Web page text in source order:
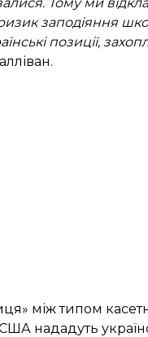
заподіяння
позиції,
між типом
нададуть